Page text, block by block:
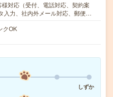
対応（受付、電話対応、契約案
入力、社内外メール対応、郵便…
クOK
しずか